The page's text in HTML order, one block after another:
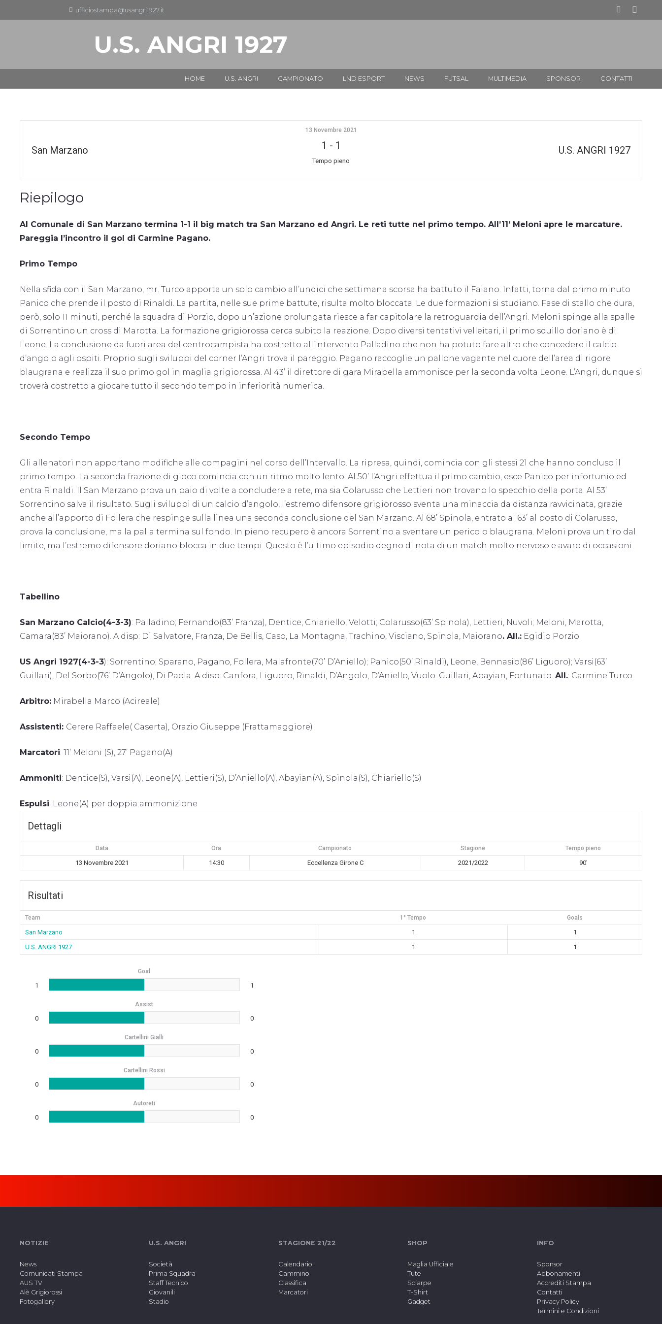
ufficiostampa@usangri1927.it
U.S. ANGRI 1927
HOME U.S. ANGRI CAMPIONATO LND ESPORT NEWS FUTSAL MULTIMEDIA SPONSOR CONTATTI
San Marzano U.S. ANGRI 1927
13 Novembre 2021
1 - 1
Tempo pieno
Riepilogo
Al Comunale di San Marzano termina 1-1 il big match tra San Marzano ed Angri. Le reti tutte nel primo tempo. All’11’ Meloni apre le marcature.
Pareggia l’incontro il gol di Carmine Pagano.
Primo Tempo
Nella sfida con il San Marzano, mr. Turco apporta un solo cambio all’undici che settimana scorsa ha battuto il Faiano. Infatti, torna dal primo minuto
Panico che prende il posto di Rinaldi. La partita, nelle sue prime battute, risulta molto bloccata. Le due formazioni si studiano. Fase di stallo che dura,
però, solo 11 minuti, perché la squadra di Porzio, dopo un’azione prolungata riesce a far capitolare la retroguardia dell’Angri. Meloni spinge alla spalle
di Sorrentino un cross di Marotta. La formazione grigiorossa cerca subito la reazione. Dopo diversi tentativi velleitari, il primo squillo doriano è di
Leone. La conclusione da fuori area del centrocampista ha costretto all’intervento Palladino che non ha potuto fare altro che concedere il calcio
d’angolo agli ospiti. Proprio sugli sviluppi del corner l’Angri trova il pareggio. Pagano raccoglie un pallone vagante nel cuore dell’area di rigore
blaugrana e realizza il suo primo gol in maglia grigiorossa. Al 43’ il direttore di gara Mirabella ammonisce per la seconda volta Leone. L’Angri, dunque si
troverà costretto a giocare tutto il secondo tempo in inferiorità numerica.
Secondo Tempo
Gli allenatori non apportano modifiche alle compagini nel corso dell’Intervallo. La ripresa, quindi, comincia con gli stessi 21 che hanno concluso il
primo tempo. La seconda frazione di gioco comincia con un ritmo molto lento. Al 50’ l’Angri effettua il primo cambio, esce Panico per infortunio ed
entra Rinaldi. Il San Marzano prova un paio di volte a concludere a rete, ma sia Colarusso che Lettieri non trovano lo specchio della porta. Al 53’
Sorrentino salva il risultato. Sugli sviluppi di un calcio d’angolo, l’estremo difensore grigiorosso sventa una minaccia da distanza ravvicinata, grazie
anche all’apporto di Follera che respinge sulla linea una seconda conclusione del San Marzano. Al 68’ Spinola, entrato al 63’ al posto di Colarusso,
prova la conclusione, ma la palla termina sul fondo. In pieno recupero è ancora Sorrentino a sventare un pericolo blaugrana. Meloni prova un tiro dal
limite, ma l’estremo difensore doriano blocca in due tempi. Questo è l’ultimo episodio degno di nota di un match molto nervoso e avaro di occasioni.
Tabellino
San Marzano Calcio(4-3-3): Palladino; Fernando(83’ Franza), Dentice, Chiariello, Velotti; Colarusso(63’ Spinola), Lettieri, Nuvoli; Meloni, Marotta,
Camara(83’ Maiorano). A disp: Di Salvatore, Franza, De Bellis, Caso, La Montagna, Trachino, Visciano, Spinola, Maiorano. All.: Egidio Porzio.
US Angri 1927(4-3-3): Sorrentino; Sparano, Pagano, Follera, Malafronte(70’ D’Aniello); Panico(50’ Rinaldi), Leone, Bennasib(86’ Liguoro); Varsi(63’
Guillari), Del Sorbo(76’ D’Angolo), Di Paola. A disp: Canfora, Liguoro, Rinaldi, D’Angolo, D’Aniello, Vuolo. Guillari, Abayian, Fortunato. All.: Carmine Turco.
Arbitro: Mirabella Marco (Acireale)
Assistenti: Cerere Raffaele( Caserta), Orazio Giuseppe (Frattamaggiore)
Marcatori: 11’ Meloni (S), 27’ Pagano(A)
Ammoniti: Dentice(S), Varsi(A), Leone(A), Lettieri(S), D’Aniello(A), Abayian(A), Spinola(S), Chiariello(S)
Espulsi: Leone(A) per doppia ammonizione
Dettagli
Data Ora Campionato Stagione Tempo pieno
13 Novembre 2021 14:30 Eccellenza Girone C 2021/2022 90'
Risultati
Team 1° Tempo Goals
San Marzano 1
1
U.S. ANGRI 1927
1 1
Goal
1 1
Assist
0 0
Cartellini Gialli
0 0
Cartellini Rossi
0 0
Autoreti
0 0
NOTIZIE
News
Comunicati Stampa
AUS TV
Alè Grigiorossi
Fotogallery
U.S. ANGRI
Società
Prima Squadra
Staff Tecnico
Giovanili
Stadio
STAGIONE 21/22
Calendario
Cammino
Classifica
Marcatori
SHOP
Maglia Ufficiale
Tute
Sciarpe
T-Shirt
Gadget
INFO
Sponsor
Abbonamenti
Accrediti Stampa
Contatti
Privacy Policy
Termini e Condizioni